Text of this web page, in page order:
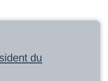
du